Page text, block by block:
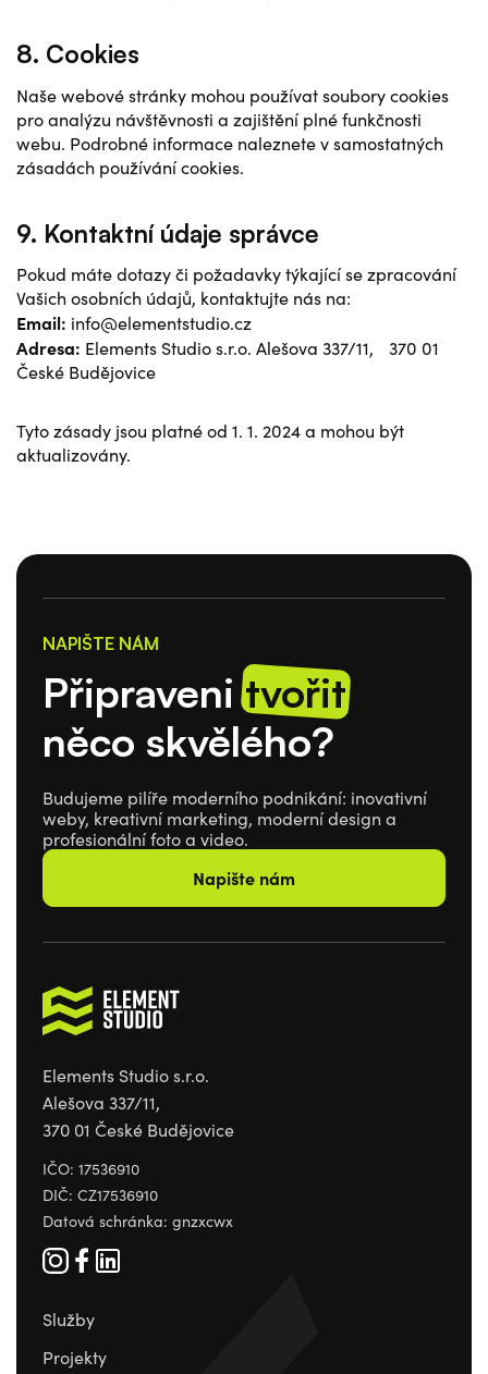
8. Cookies
Naše webové stránky mohou používat soubory cookies
pro analýzu návštěvnosti a zajištění plné funkčnosti
webu. Podrobné informace naleznete v samostatných
zásadách používání cookies.
9. Kontaktní údaje správce
Pokud máte dotazy či požadavky týkající se zpracování
Vašich osobních údajů, kontaktujte nás na:
Email: info@elementstudio.cz
Adresa: Elements Studio s.r.o. Alešova 337/11, 370 01
České Budějovice
Tyto zásady jsou platné od 1. 1. 2024 a mohou být
aktualizovány.
NAPIŠTE NÁM
Připravenitvořit
něco skvělého?
Budujeme pilíře moderního podnikání: inovativní
weby, kreativní marketing, moderní design a
profesionální foto a video.
Napište nám
Elements Studio s.r.o.
Alešova 337/11,
370 01 České Budějovice
IČO: 17536910
DIČ: CZ17536910
Datová schránka: gnzxcwx
Služby
Projekty